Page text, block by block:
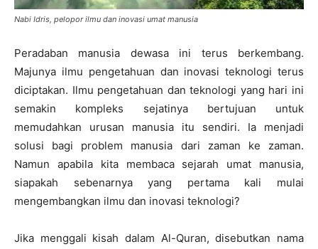
Nabi Idris, pelopor ilmu dan inovasi umat manusia
Peradaban manusia dewasa ini terus berkembang.
Majunya ilmu pengetahuan dan inovasi teknologi terus
diciptakan. Ilmu pengetahuan dan teknologi yang hari ini
semakin kompleks sejatinya bertujuan untuk
memudahkan urusan manusia itu sendiri. Ia menjadi
solusi bagi problem manusia dari zaman ke zaman.
Namun apabila kita membaca sejarah umat manusia,
siapakah sebenarnya yang pertama kali mulai
mengembangkan ilmu dan inovasi teknologi?
Jika menggali kisah dalam Al-Quran, disebutkan nama